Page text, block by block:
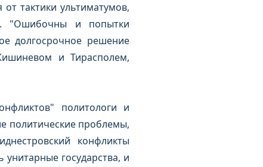
тактики ультиматумов,
"Ошибочны и попытки
долгосрочное решение
и Тирасполем,
политологи и
политические проблемы,
конфликты
государства, и